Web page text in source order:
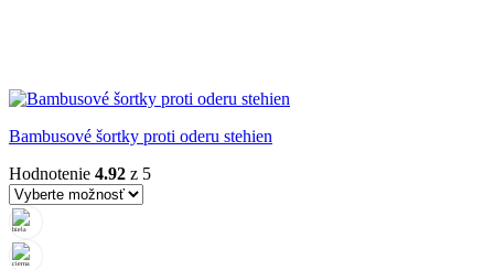
Bambusové šortky proti oderu stehien
Hodnotenie 4.92 z 5